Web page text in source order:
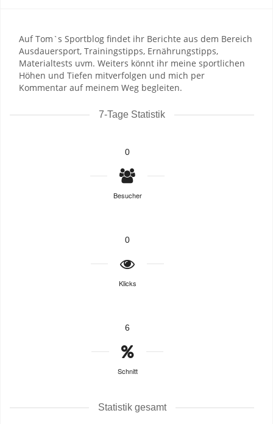
Auf Tom`s Sportblog findet ihr Berichte aus dem Bereich
Ausdauersport, Trainingstipps, Ernährungstipps,
Materialtests uvm. Weiters könnt ihr meine sportlichen
Höhen und Tiefen mitverfolgen und mich per
Kommentar auf meinem Weg begleiten.
7-Tage Statistik
0
Besucher
0
Klicks
6
Schnitt
Statistik gesamt